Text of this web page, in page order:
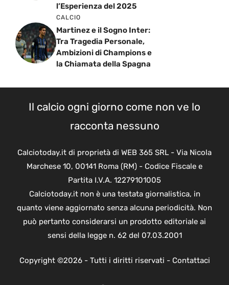
l’Esperienza del 2025
CALCIO
Martinez e il Sogno Inter:
Tra Tragedia Personale,
Ambizioni di Champions e
la Chiamata della Spagna
Il calcio ogni giorno come non ve lo
racconta nessuno
Calciotoday.it di proprietà di WEB 365 SRL - Via Nicola
Marchese 10, 00141 Roma (RM) - Codice Fiscale e
Partita I.V.A. 12279101005
Calciotoday.it non è una testata giornalistica, in
quanto viene aggiornato senza alcuna periodicità. Non
può pertanto considerarsi un prodotto editoriale ai
sensi della legge n. 62 del 07.03.2001
Copyright ©2026 - Tutti i diritti riservati - Contattaci